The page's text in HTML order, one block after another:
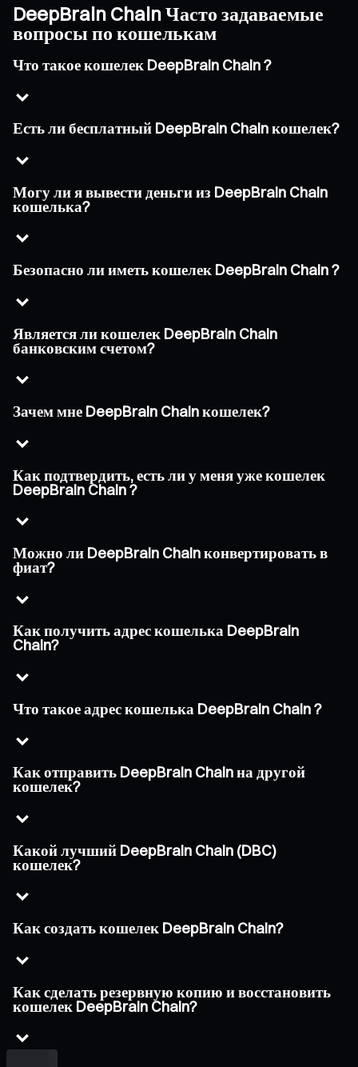
DeepBrain Chain Часто задаваемые
вопросы по кошелькам
Что такое кошелек DeepBrain Chain ?
Есть ли бесплатный DeepBrain Chain кошелек?
Могу ли я вывести деньги из DeepBrain Chain
кошелька?
Безопасно ли иметь кошелек DeepBrain Chain ?
Является ли кошелек DeepBrain Chain
банковским счетом?
Зачем мне DeepBrain Chain кошелек?
Как подтвердить, есть ли у меня уже кошелек
DeepBrain Chain ?
Можно ли DeepBrain Chain конвертировать в
фиат?
Как получить адрес кошелька DeepBrain
Chain?
Что такое адрес кошелька DeepBrain Chain ?
Как отправить DeepBrain Chain на другой
кошелек?
Какой лучший DeepBrain Chain (DBC)
кошелек?
Как создать кошелек DeepBrain Chain?
Как сделать резервную копию и восстановить
кошелек DeepBrain Chain?